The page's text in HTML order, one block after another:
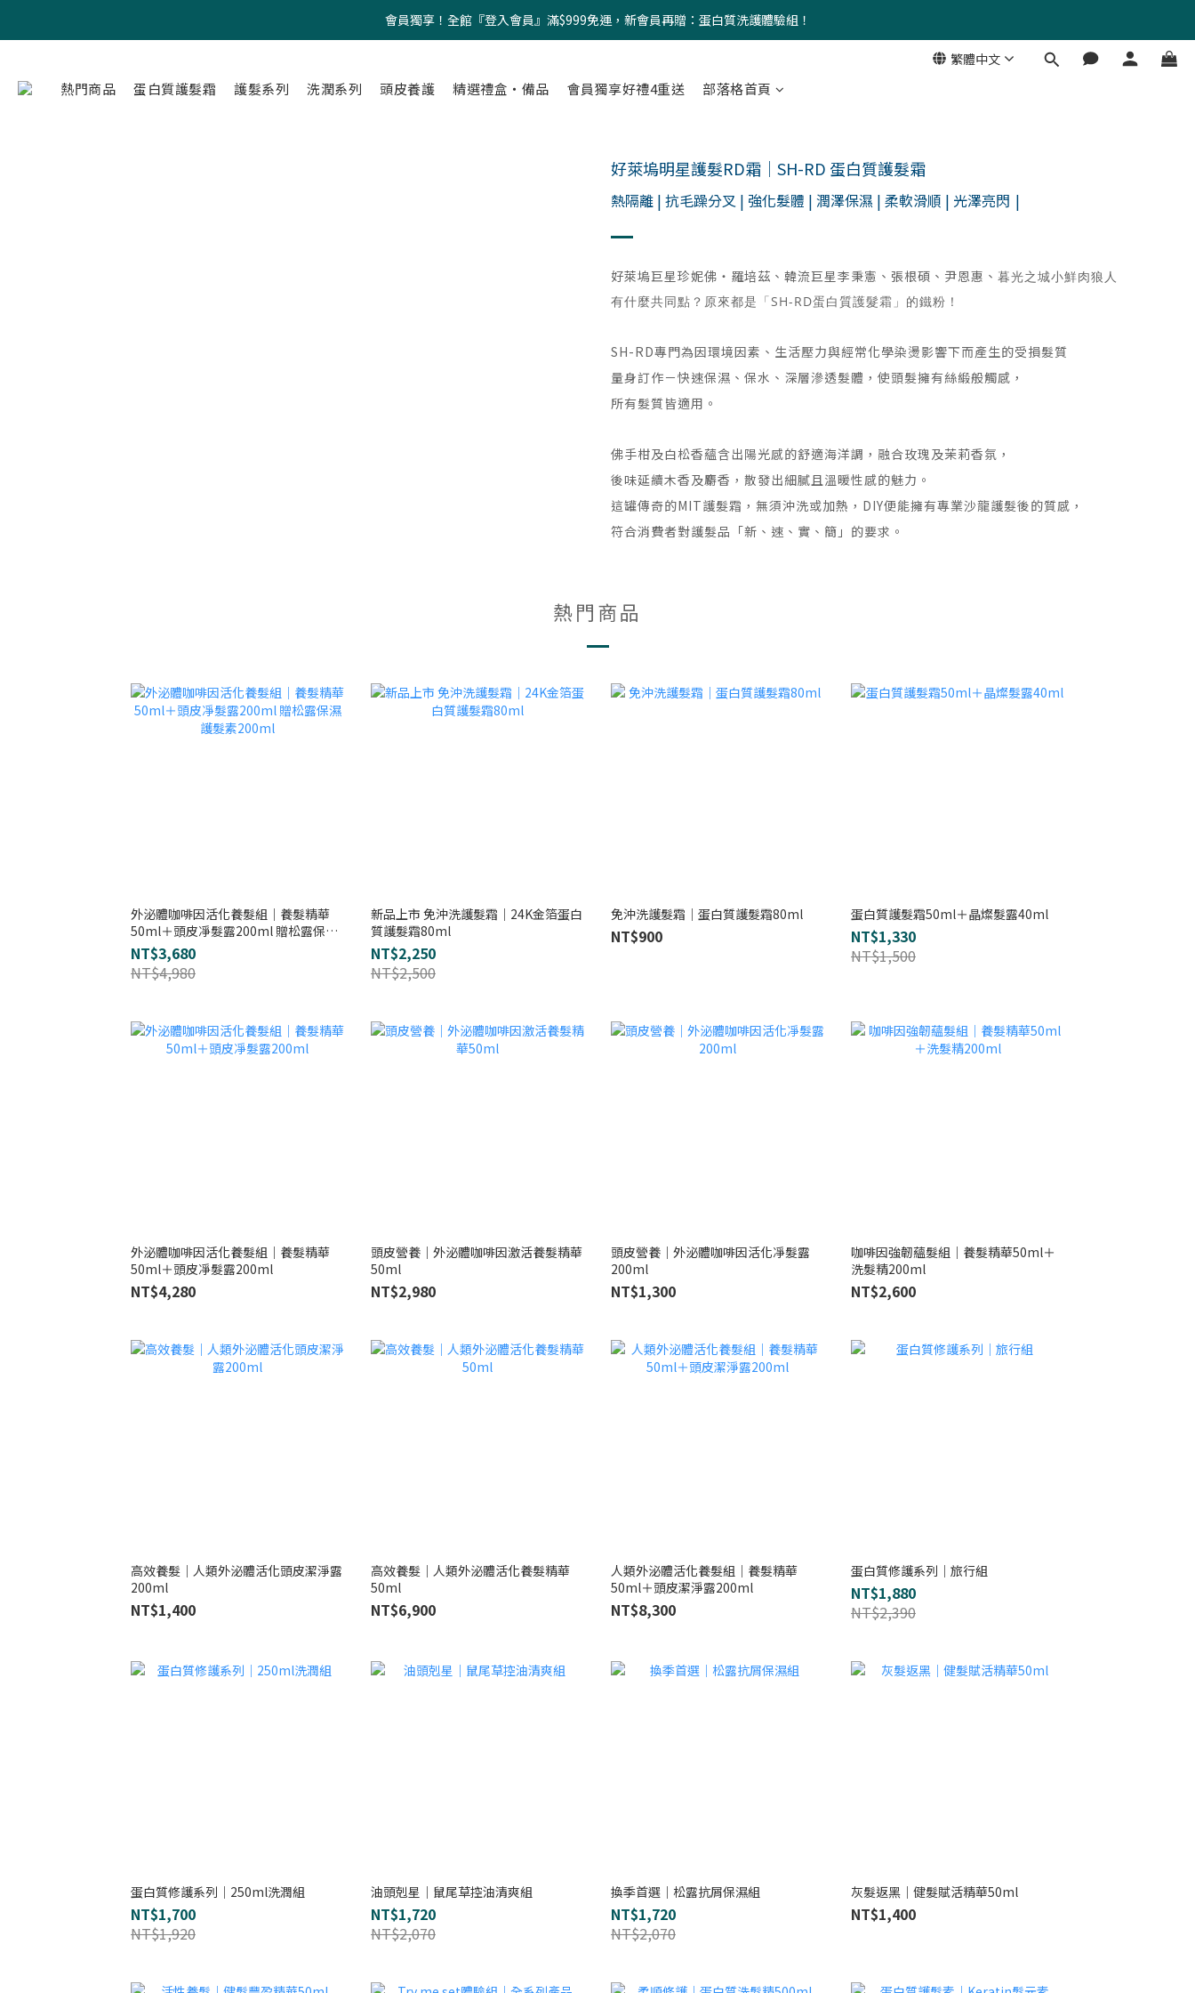
會員獨享！全館『登入會員』滿$999免運，新會員再贈：蛋白質洗護體驗組！
繁體中文
熱門商品 蛋白質護髮霜 護髮系列 洗潤系列 頭皮養護 精選禮盒・備品 會員獨享好禮4重送 部落格首頁
好萊塢明星護髮RD霜｜SH-RD 蛋白質護髮霜
熱隔離 | 抗毛躁分叉 | 強化髮體 | 潤澤保濕 | 柔軟滑順 | 光澤亮閃 |
好萊塢巨星珍妮佛‧羅培茲、韓流巨星李秉憲、張根碩、尹恩惠、 暮光之城小鮮肉狼人
有什麼共同點？原來都是「SH-RD蛋白質護髮霜」的鐵粉！
SH-RD專門為因環境因素、生活壓力與經常化學染燙影響下而產生的受損髮質
量身訂作－快速保濕、保水、深層滲透髮體，使頭髮擁有絲緞般觸感，
所有髮質皆適用。
佛手柑及白松香蘊含出陽光感的舒適海洋調，融合玫瑰及茉莉香氛，
後味延續木香及麝香，散發出細膩且溫暖性感的魅力。
這罐傳奇的MIT護髮霜，無須沖洗或加熱，DIY便能擁有專業沙龍護髮後的質感，
符合消費者對護髮品「新、速、實、簡」的要求。
熱門商品
外泌體咖啡因活化養髮組｜養髮精華
50ml＋頭皮凈髮露200ml 贈松露保濕
護髮素200ml
NT$3,680
NT$4,980
新品上市 免沖洗護髮霜｜24K金箔蛋白
質護髮霜80ml
NT$2,250
NT$2,500
免沖洗護髮霜｜蛋白質護髮霜80ml
NT$900
蛋白質護髮霜50ml＋晶燦髮露40ml
NT$1,330
NT$1,500
外泌體咖啡因活化養髮組｜養髮精華
50ml＋頭皮凈髮露200ml
NT$4,280
頭皮營養｜外泌體咖啡因激活養髮精華
50ml
NT$2,980
頭皮營養｜外泌體咖啡因活化凈髮露
200ml
NT$1,300
咖啡因強韌蘊髮組｜養髮精華50ml＋
洗髮精200ml
NT$2,600
高效養髮｜人類外泌體活化頭皮潔淨露
200ml
NT$1,400
高效養髮｜人類外泌體活化養髮精華
50ml
NT$6,900
人類外泌體活化養髮組｜養髮精華
50ml＋頭皮潔淨露200ml
NT$8,300
蛋白質修護系列｜旅行組
NT$1,880
NT$2,390
蛋白質修護系列｜250ml洗潤組
NT$1,700
NT$1,920
油頭剋星｜鼠尾草控油清爽組
NT$1,720
NT$2,070
換季首選｜松露抗屑保濕組
NT$1,720
NT$2,070
灰髮返黑｜健髮賦活精華50ml
NT$1,400